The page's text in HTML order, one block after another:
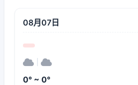
08月07日
0° ~ 0°